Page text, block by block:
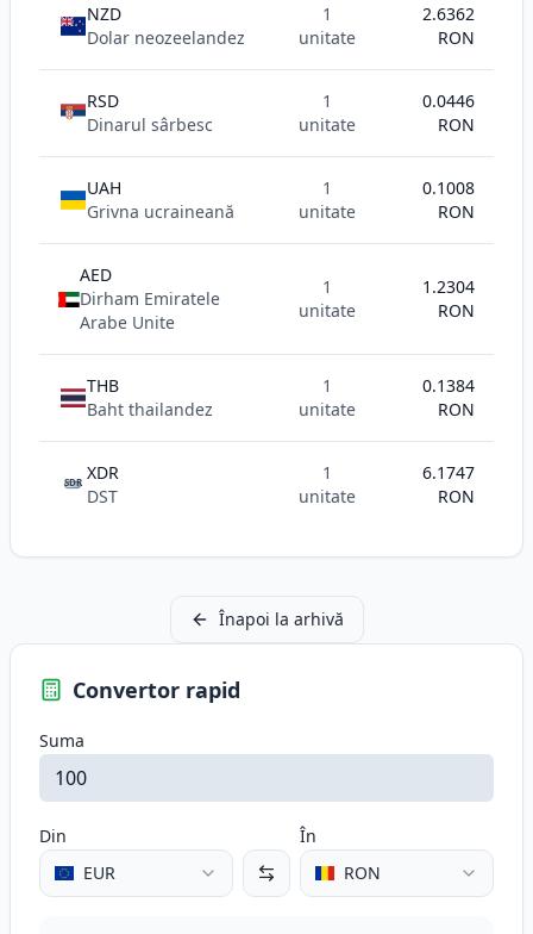
Convertor rapid
Suma
Din
EUR
În
RON
NZD
Dolar neozeelandez
1
unitate
2.6362
RON
RSD
Dinarul sârbesc
1
unitate
0.0446
RON
UAH
Grivna ucraineană
1
unitate
0.1008
RON
AED
Dirham Emiratele
Arabe Unite
1
unitate
1.2304
RON
THB
Baht thailandez
1
unitate
0.1384
RON
SDR XDR
DST
1
unitate
6.1747
RON
Înapoi la arhivă